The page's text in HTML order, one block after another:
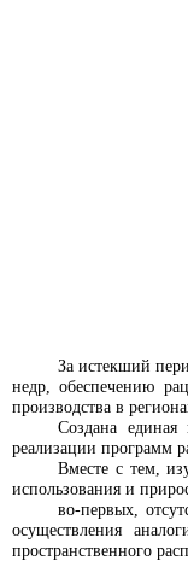
За истекший
недр, обеспечению
производства в
Создана единая
реализации программ
Вместе с тем,
использования и
во-первых,
осуществления
пространственного